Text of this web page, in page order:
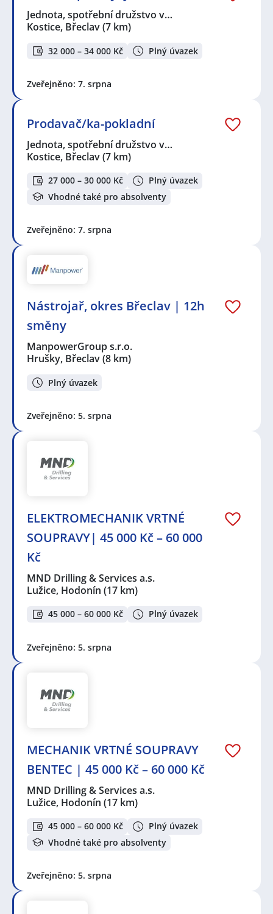
Jednota, spotřební družstvo v…
Kostice, Břeclav(7 km)
32 000 – 34 000 Kč Plný úvazek
Zveřejněno: 7. srpna
Prodavač/ka-pokladní
Jednota, spotřební družstvo v…
Kostice, Břeclav(7 km)
27 000 – 30 000 Kč
Plný úvazek
Vhodné také pro absolventy
Zveřejněno: 7. srpna
Nástrojař, okres Břeclav | 12h
směny
ManpowerGroup s.r.o.
Hrušky, Břeclav(8 km)
Plný úvazek
Zveřejněno: 5. srpna
ELEKTROMECHANIK VRTNÉ
SOUPRAVY| 45 000 Kč – 60 000
Kč
MND Drilling & Services a.s.
Lužice, Hodonín (17 km)
45 000 – 60 000 Kč Plný úvazek
Zveřejněno: 5. srpna
MECHANIK VRTNÉ SOUPRAVY
BENTEC | 45 000 Kč – 60 000 Kč
MND Drilling & Services a.s.
Lužice, Hodonín (17 km)
45 000 – 60 000 Kč
Plný úvazek
Vhodné také pro absolventy
Zveřejněno: 5. srpna